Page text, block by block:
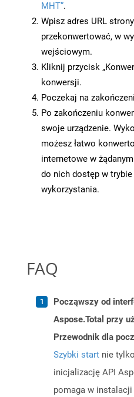
MHT”.
Wpisz adres URL
przekonwertować, w
wejściowym.
Kliknij przycisk
konwersji.
Poczekaj na
Po zakończeniu
swoje urządzenie.
możesz łatwo
internetowe w
do nich dostęp w
wykorzystania.
FAQ
Począwszy od
Aspose.Total przy
Przewodnik dla
Szybki start nie
inicjalizację API
pomaga w